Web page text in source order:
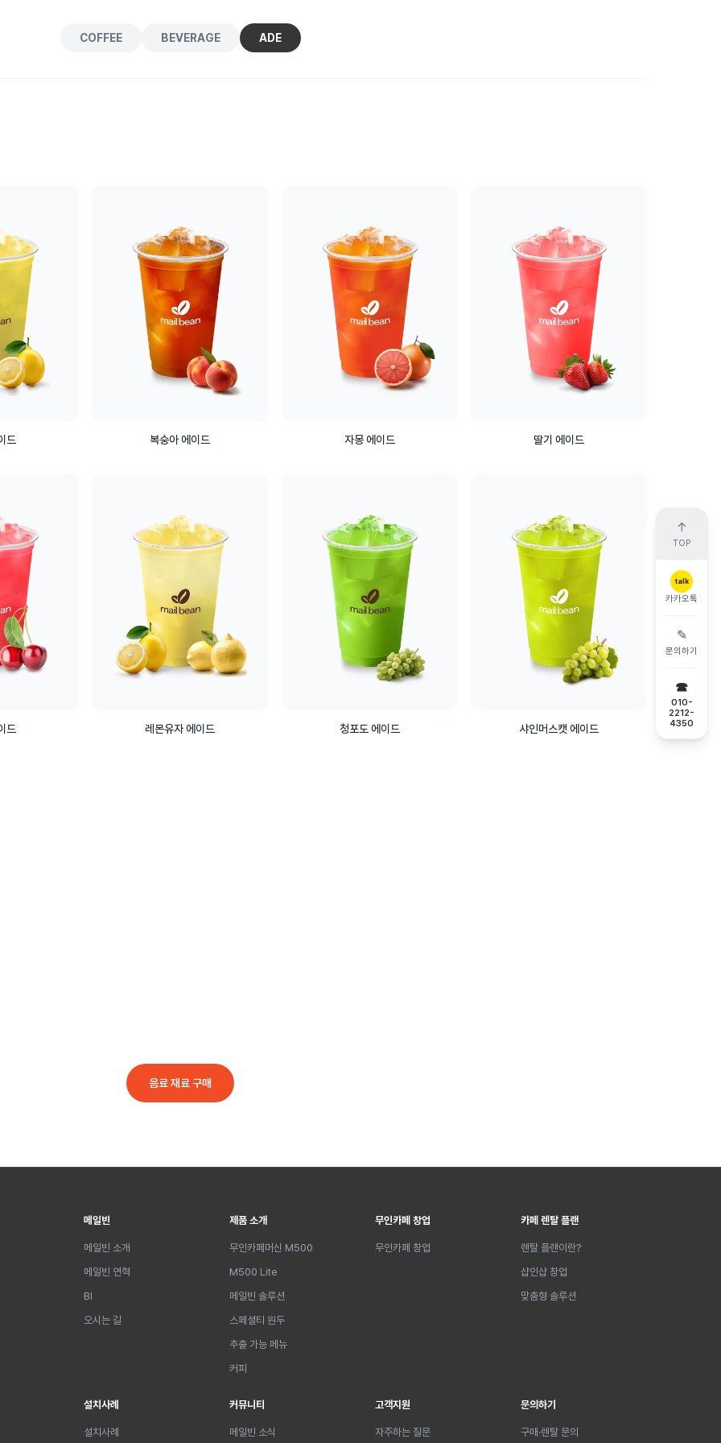
COFFEE BEVERAGE ADE
드 복숭아 에이드 자몽 에이드 딸기 에이드
드 레몬유자 에이드 청포도 에이드 샤인머스캣 에이드
음료 재료 구매
메일빈
메일빈 소개
메일빈 연혁
BI
오시는 길
제품 소개
무인카페머신 M500
M500 Lite
메일빈 솔루션
스페셜티 원두
추출 가능 메뉴
커피
무인카페 창업
무인카페 창업
카페 렌탈 플랜
렌탈 플랜이란?
샵인샵 창업
맞춤형 솔루션
설치사례
설치사례
커뮤니티
메일빈 소식
고객지원
자주하는 질문
문의하기
구매·렌탈 문의
↑
TOP
talk
카카오톡
✎
문의하기
☎
010-
2212-
4350